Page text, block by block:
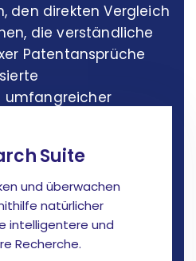
den direkten Vergleich
die verständliche
Patentansprüche
umfangreicher
Suite
und überwachen
natürlicher
intelligentere und
Recherche.